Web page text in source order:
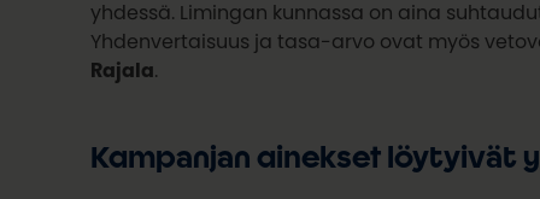
yhdessä. Limingan kunnassa on aina
Yhdenvertaisuus ja tasa-arvo ovat myös
Rajala
Kampanjan ainekset löytyivät